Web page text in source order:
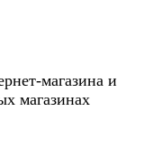
магазина и
магазинах